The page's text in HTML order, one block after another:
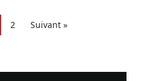
2 Suivant »